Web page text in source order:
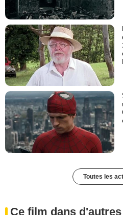
Toutes les
Ce film dans